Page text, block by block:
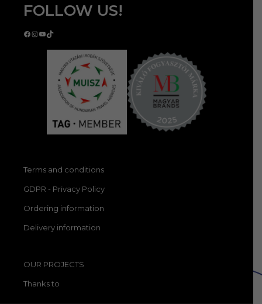
FOLLOW US!
Facebook
Instagram
YouTube
TikTok
Terms and conditions
GDPR - Privacy Policy
Ordering information
Delivery information
OUR PROJECTS
Thanks to